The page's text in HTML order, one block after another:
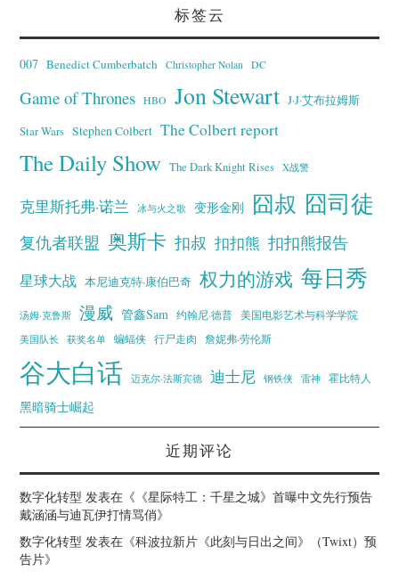
标签云
007 Benedict Cumberbatch Christopher Nolan DC
Game of Thrones HBO Jon Stewart J·J·艾布拉姆斯
Star Wars Stephen Colbert The Colbert report
The Daily Show The Dark Knight Rises X战警
克里斯托弗·诺兰 冰与火之歌 变形金刚 囧叔 囧司徒
复仇者联盟 奥斯卡 扣叔 扣扣熊 扣扣熊报告
星球大战 本尼迪克特·康伯巴奇 权力的游戏 每日秀
汤姆·克鲁斯 漫威 管鑫Sam 约翰尼·德普
美国电影艺术与科学学院
美国队长
获奖名单 蝙蝠侠 行尸走肉 詹妮弗·劳伦斯
谷大白话 迈克尔·法斯宾德 迪士尼 钢铁侠 雷神 霍比特人
黑暗骑士崛起
近期评论
数字化转型 发表在《 《星际特工：千星之城》首曝中文先行预告
戴涵涵与迪瓦伊打情骂俏》
数字化转型 发表在《科波拉新片《此刻与日出之间》（Twixt）预
告片》